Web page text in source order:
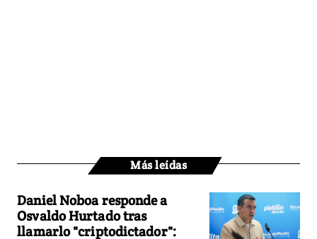
Más leídas
Daniel Noboa responde a
Osvaldo Hurtado tras
llamarlo "criptodictador":